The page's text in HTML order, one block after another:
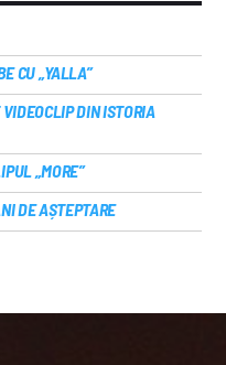
CU „YALLA”
DIN ISTORIA
„MORE”
DE AȘTEPTARE